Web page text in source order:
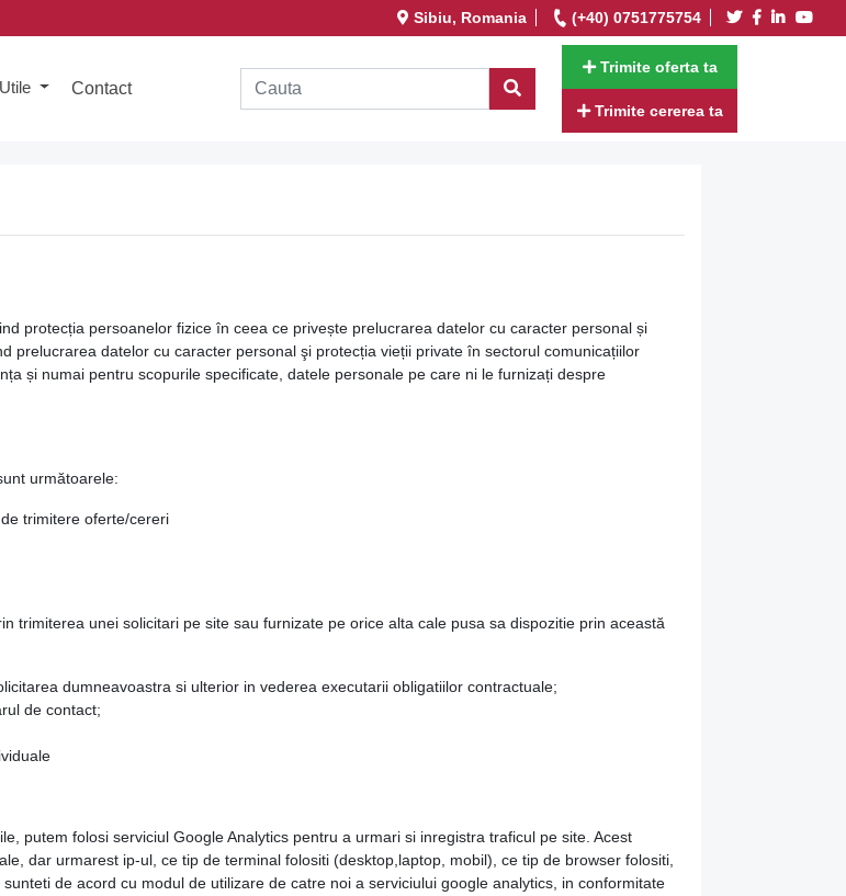
Sibiu, Romania (+40) 0751775754
Utile Contact
Trimite oferta ta
Trimite cererea ta
protecția persoanelor fizice în ceea ce privește prelucrarea datelor cu caracter personal și
prelucrarea datelor cu caracter personal şi protecția vieții private în sectorul comunicațiilor
și numai pentru scopurile specificate, datele personale pe care ni le furnizați despre
următoarele:
trimitere oferte/cereri
trimiterea unei solicitari pe site sau furnizate pe orice alta cale pusa sa dispozitie prin această
dumneavoastra si ulterior in vederea executarii obligatiilor contractuale;
de contact;
putem folosi serviciul Google Analytics pentru a urmari si inregistra traficul pe site. Acest
dar urmarest ip-ul, ce tip de terminal folositi (desktop,laptop, mobil), ce tip de browser folositi,
de acord cu modul de utilizare de catre noi a serviciului google analytics, in conformitate